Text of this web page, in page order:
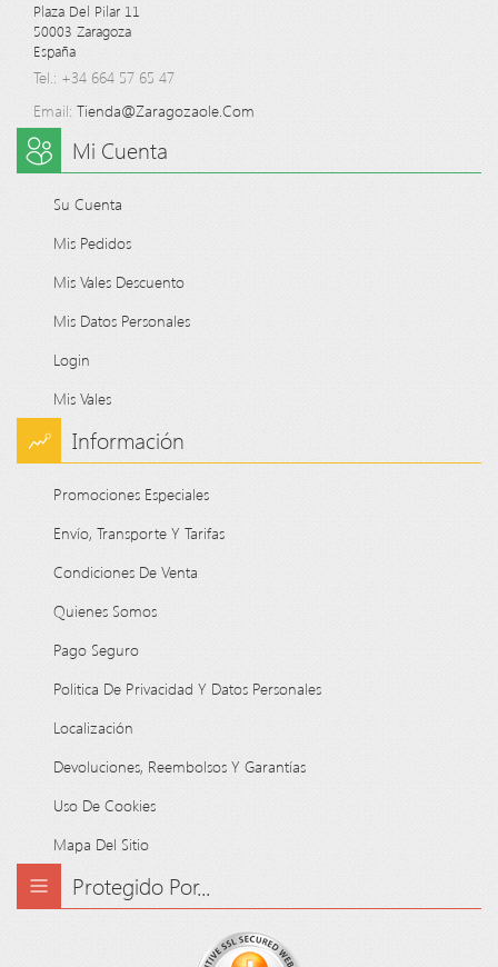
Plaza Del Pilar 11
50003 Zaragoza
España
Tel.: +34 664 57 65 47
Email: Tienda@zaragozaole.com
Mi Cuenta
Su Cuenta
Mis Pedidos
Mis Vales Descuento
Mis Datos Personales
Login
Mis Vales
Información
Promociones Especiales
Envío, Transporte Y Tarifas
Condiciones De Venta
Quienes Somos
Pago Seguro
Politica De Privacidad Y Datos Personales
Localización
Devoluciones, Reembolsos Y Garantías
Uso De Cookies
Mapa Del Sitio
Protegido Por...